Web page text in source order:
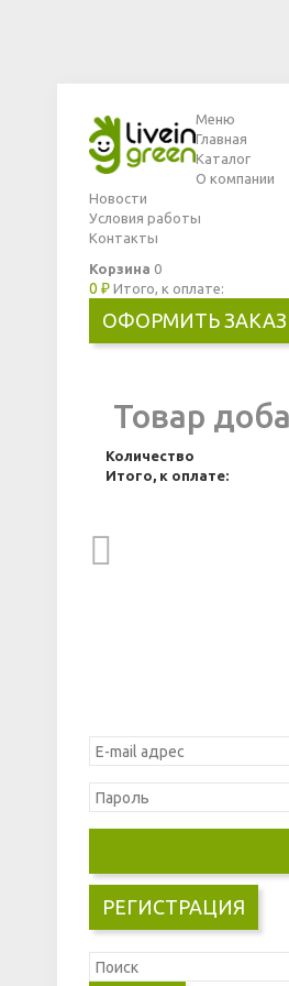
Меню
Главная
Каталог
О компании
Новости
Условия работы
Контакты
Корзина 0
0 ₽ Итого, к оплате:
ОФОРМИТЬ ЗАКАЗ
Товар
Количество
Итого, к оплате:
РЕГИСТРАЦИЯ